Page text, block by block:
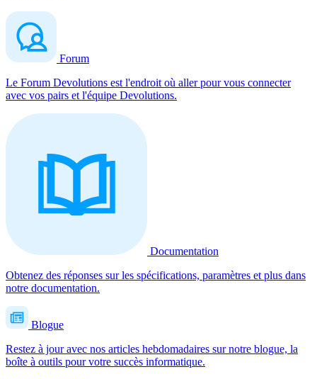
Forum
Le Forum Devolutions est l'endroit où aller pour vous connecter
avec vos pairs et l'équipe Devolutions.
Documentation
Obtenez des réponses sur les spécifications, paramètres et plus dans
notre documentation.
Blogue
Restez à jour avec nos articles hebdomadaires sur notre blogue, la
boîte à outils pour votre succès informatique.